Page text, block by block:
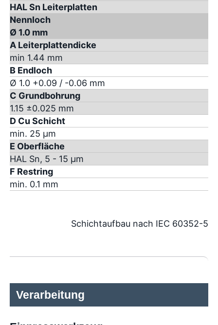
HAL Sn Leiterplatten
Nennloch
Ø 1.0 mm
A Leiterplattendicke
min 1.44 mm
B Endloch
Ø 1.0 +0.09 / -0.06 mm
C Grundbohrung
1.15 ±0.025 mm
D Cu Schicht
min. 25 µm
E Oberfläche
HAL Sn, 5 - 15 µm
F Restring
min. 0.1 mm
Schichtaufbau nach IEC 60352-5
Verarbeitung